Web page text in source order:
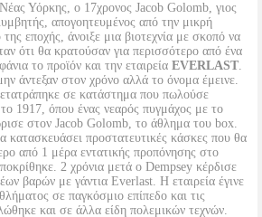
Υόρκης, ο 17χρονος Jacob Golomb, γιος
απογοητευμένος από την μικρή
εποχής, άνοιξε μια βιοτεχνία με σκοπό να
ότι θα κρατούσαν για περισσότερο από ένα
το προϊόν και την εταιρεία EVERLAST.
άντεξαν στον χρόνο αλλά το όνομα έμεινε.
σε κατάστημα που πωλούσε
1917, όπου ένας νεαρός πυγμάχος με το
στον Jacob Golomb, το άθλημα του box.
κατασκευάσει προστατευτικές κάσκες που θα
από 1 μέρα εντατικής προπόνησης στο
2 χρόνια μετά ο Dempsey κέρδισε
βαρών με γάντια Everlast. Η εταιρεία έγινε
σε παγκόσμιο επίπεδο και τις
και σε άλλα είδη πολεμικών τεχνών.